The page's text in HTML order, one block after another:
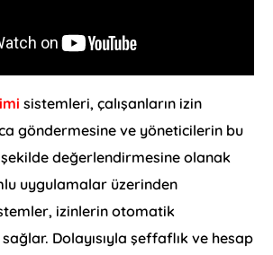
sistemleri, çalışanların izin
göndermesine ve yöneticilerin bu
şekilde değerlendirmesine olanak
uygulamalar üzerinden
izinlerin otomatik
Dolayısıyla şeffaflık ve hesap